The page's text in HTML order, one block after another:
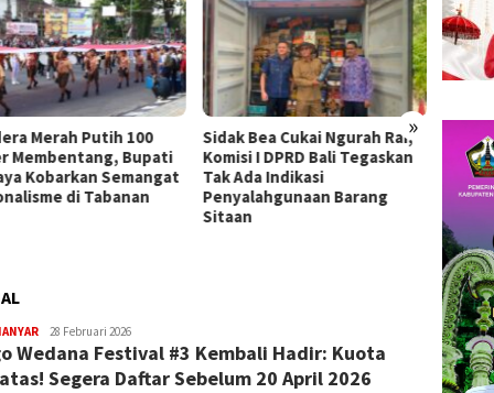
»
Bea Cukai Ngurah Rai,
I DPRD Bali Tegaskan
Indikasi
Barang
Rahina Tumpek Krulut,
Pemkab Bangli Hadirkan
Pengobatan Gratis di Empat
Kecamatan Wujudkan
Pelayanan Kesehatan
ABTI
2026
admin
28 Februari 2026
Wedana Festival #3 Kembali Hadir: Kuota
Segera Daftar Sebelum 20 April 2026